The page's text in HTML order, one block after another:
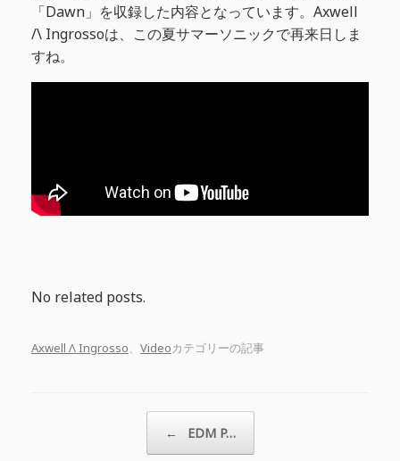
「Dawn」を収録した内容となっています。Axwell
/\ Ingrossoは、この夏サマーソニックで再来日しま
すね。
No related posts.
Axwell Λ Ingrosso、 Videoカテゴリーの記事
← EDM P…